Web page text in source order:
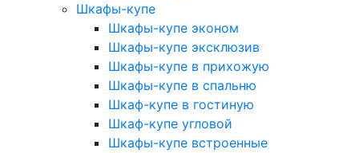
Шкафы-купе
Шкафы-купе эконом
Шкафы-купе эксклюзив
Шкафы-купе в прихожую
Шкафы-купе в спальню
Шкаф-купе в гостиную
Шкаф-купе угловой
Шкафы-купе встроенные